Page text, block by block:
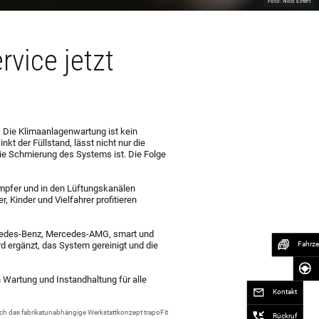
jetzt
Klimaanlagenwartung ist kein
der Füllstand, lässt nicht nur die
Schmierung des Systems ist. Die Folge
und in den Lüftungskanälen
Kinder und Vielfahrer profitieren
Benz, Mercedes-AMG, smart und
ergänzt, das System gereinigt und die
und Instandhaltung für alle
das fabrikatunabhängige Werkstattkonzept trapoFit
Kontakt
Rückruf